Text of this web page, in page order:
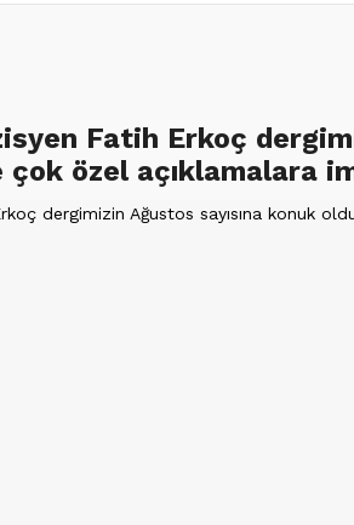
Fatih Erkoç
çok özel açıklamalara